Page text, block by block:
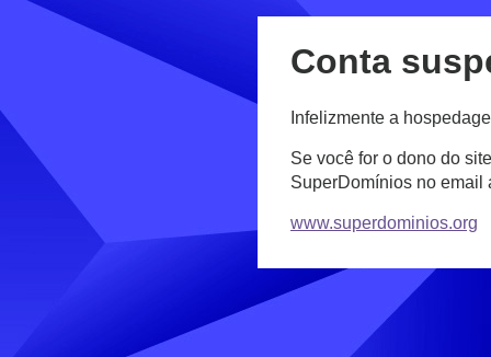
Conta
Infelizmente a
Se você for o dono do
SuperDomínios no email
www.superdominios.org